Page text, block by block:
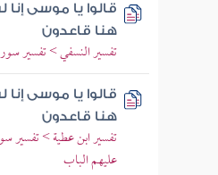
قالوا يا موسى إنا
هنا قاعدون
تفسير النسفي > تفسير سورة
قالوا يا موسى إنا
هنا قاعدون
تفسير ابن عطية > تفسير
عليهم الباب